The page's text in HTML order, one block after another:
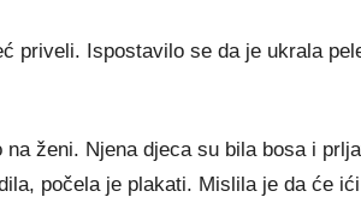
priveli. Ispostavilo se da je ukrala
ženi. Njena djeca su bila bosa i
počela je plakati. Mislila je da će